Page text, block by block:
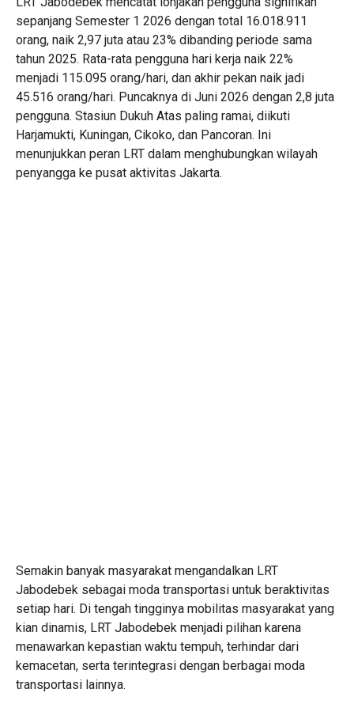
sepanjang Semester 1 2026 dengan total 16.018.911
orang, naik 2,97 juta atau 23% dibanding periode sama
tahun 2025. Rata-rata pengguna hari kerja naik 22%
menjadi 115.095 orang/hari, dan akhir pekan naik jadi
45.516 orang/hari. Puncaknya di Juni 2026 dengan 2,8 juta
pengguna. Stasiun Dukuh Atas paling ramai, diikuti
Harjamukti, Kuningan, Cikoko, dan Pancoran. Ini
menunjukkan peran LRT dalam menghubungkan wilayah
penyangga ke pusat aktivitas Jakarta.
Semakin banyak masyarakat mengandalkan LRT
Jabodebek sebagai moda transportasi untuk beraktivitas
setiap hari. Di tengah tingginya mobilitas masyarakat yang
kian dinamis, LRT Jabodebek menjadi pilihan karena
menawarkan kepastian waktu tempuh, terhindar dari
kemacetan, serta terintegrasi dengan berbagai moda
transportasi lainnya.